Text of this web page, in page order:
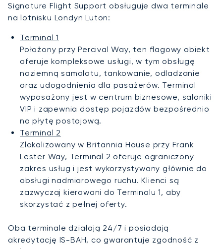
Signature Flight Support obsługuje dwa terminale
na lotnisku Londyn Luton:
Terminal 1
Położony przy Percival Way, ten flagowy obiekt
oferuje kompleksowe usługi, w tym obsługę
naziemną samolotu, tankowanie, odladzanie
oraz udogodnienia dla pasażerów. Terminal
wyposażony jest w centrum biznesowe, saloniki
VIP i zapewnia dostęp pojazdów bezpośrednio
na płytę postojową.
Terminal 2
Zlokalizowany w Britannia House przy Frank
Lester Way, Terminal 2 oferuje ograniczony
zakres usług i jest wykorzystywany głównie do
obsługi nadmiarowego ruchu. Klienci są
zazwyczaj kierowani do Terminalu 1, aby
skorzystać z pełnej oferty.
Oba terminale działają 24/7 i posiadają
akredytację IS-BAH, co gwarantuje zgodność z